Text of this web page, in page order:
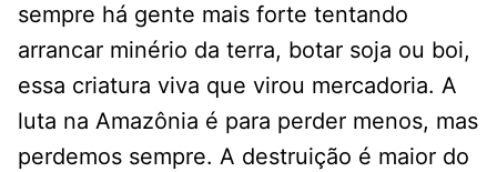
sempre há gente mais forte tentando
arrancar minério da terra, botar soja ou boi,
essa criatura viva que virou mercadoria. A
luta na Amazônia é para perder menos, mas
perdemos sempre. A destruição é maior do